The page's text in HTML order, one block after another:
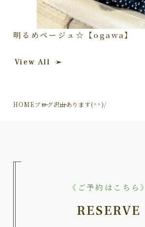
明るめベージュ☆【ogawa】
View All
HOMEブログ沢山あります(^^)/
《ご予約はこちら》
RESERVE